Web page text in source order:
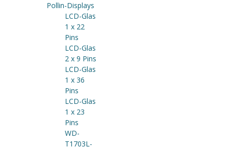
Pollin-Displays
LCD-Glas
1 x 22
Pins
LCD-Glas
2 x 9 Pins
LCD-Glas
1 x 36
Pins
LCD-Glas
1 x 23
Pins
WD-
T1703L-